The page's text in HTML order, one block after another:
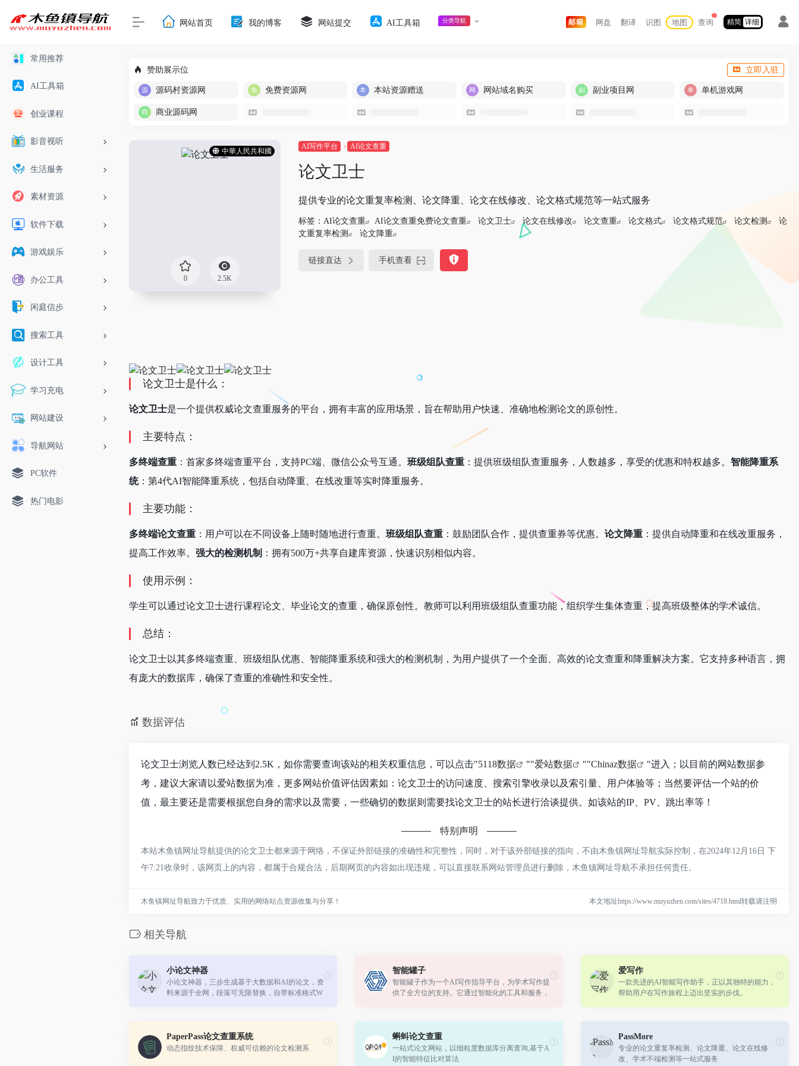
常用推荐
AI工具箱
创业课程
影音视听
生活服务
素材资源
软件下载
游戏娱乐
办公工具
闲庭信步
搜索工具
设计工具
学习充电
网站建设
导航网站
PC软件
热门电影
网站首页 我的博客 网站提交 AI工具箱 分类导航 邮箱 网盘 翻译 识图 地图 查询 精简 详细
赞助展示位 立即入驻
源码村资源网 免费资源网 本站资源赠送 网站域名购买 副业项目网 单机游戏网
商业源码网
中華人民共和國
0 2.5K
AI写作平台 AI论文查重
论文卫士
提供专业的论文重复率检测、论文降重、论文在线修改、论文格式规范等一站式服务
标签： AI论文查重 AI论文查重免费论文查重 论文卫士 论文在线修改 论文查重 论文格式 论文格式规范 论文检测
论
文重复率检测
论文降重
链接直达 手机查看
论文卫士是什么：
论文卫士是一个提供权威论文查重服务的平台，拥有丰富的应用场景，旨在帮助用户快速、准确地检测论文的原创性。
主要特点：
多终端查重 ：首家多终端查重平台，支持PC端、微信公众号互通。 班级组队查重 ：提供班级组队查重服务，人数越多，享受的优惠和特权越多。 智能降重系
统：第4代AI智能降重系统，包括自动降重、在线改重等实时降重服务。
主要功能：
多终端论文查重 ：用户可以在不同设备上随时随地进行查重。 班级组队查重 ：鼓励团队合作，提供查重券等优惠。 论文降重 ：提供自动降重和在线改重服务，
提高工作效率。 强大的检测机制 ：拥有500万+共享自建库资源，快速识别相似内容。
使用示例：
学生可以通过论文卫士进行课程论文、毕业论文的查重，确保原创性。教师可以利用班级组队查重功能，组织学生集体查重，提高班级整体的学术诚信。
总结：
论文卫士以其多终端查重、班级组队优惠、智能降重系统和强大的检测机制，为用户提供了一个全面、高效的论文查重和降重解决方案。它支持多种语言，拥
有庞大的数据库，确保了查重的准确性和安全性。
数据评估
论文卫士浏览人数已经达到2.5K，如你需要查询该站的相关权重信息，可以点击"5118数据 ""爱站数据 ""Chinaz数据
"进入；以目前的网站数据参
考，建议大家请以爱站数据为准，更多网站价值评估因素如：论文卫士的访问速度、搜索引擎收录以及索引量、用户体验等；当然要评估一个站的价
值，最主要还是需要根据您自身的需求以及需要，一些确切的数据则需要找论文卫士的站长进行洽谈提供。如该站的IP、PV、跳出率等！
特别声明
本站木鱼镇网址导航提供的论文卫士都来源于网络，不保证外部链接的准确性和完整性，同时，对于该外部链接的指向，不由木鱼镇网址导航实际控制，在2024年12月16日 下
午7:21收录时，该网页上的内容，都属于合规合法，后期网页的内容如出现违规，可以直接联系网站管理员进行删除，木鱼镇网址导航不承担任何责任。
木鱼镇网址导航致力于优质、实用的网络站点资源收集与分享！ 本文地址https://www.muyuzhen.com/sites/4718.html转载请注明
相关导航
小论文神器
小论文神器，三步生成基于大数据和AI的论文，资
料来源于全网，段落可无限替换，自带标准格式W
智能罐子
智能罐子作为一个AI写作指导平台，为学术写作提
供了全方位的支持。它通过智能化的工具和服务，
爱写作
一款先进的AI智能写作助手，正以其独特的能力，
帮助用户在写作旅程上迈出坚实的步伐。
PaperPass论文查重系统
动态指纹技术保障、权威可信赖的论文检测系
蝌蚪论文查重
一站式论文网站，以细粒度数据库分离查询,基于A
I的智能特征比对算法
PassMore
专业的论文重复率检测、论文降重、论文在线修
改、学术不端检测等一站式服务